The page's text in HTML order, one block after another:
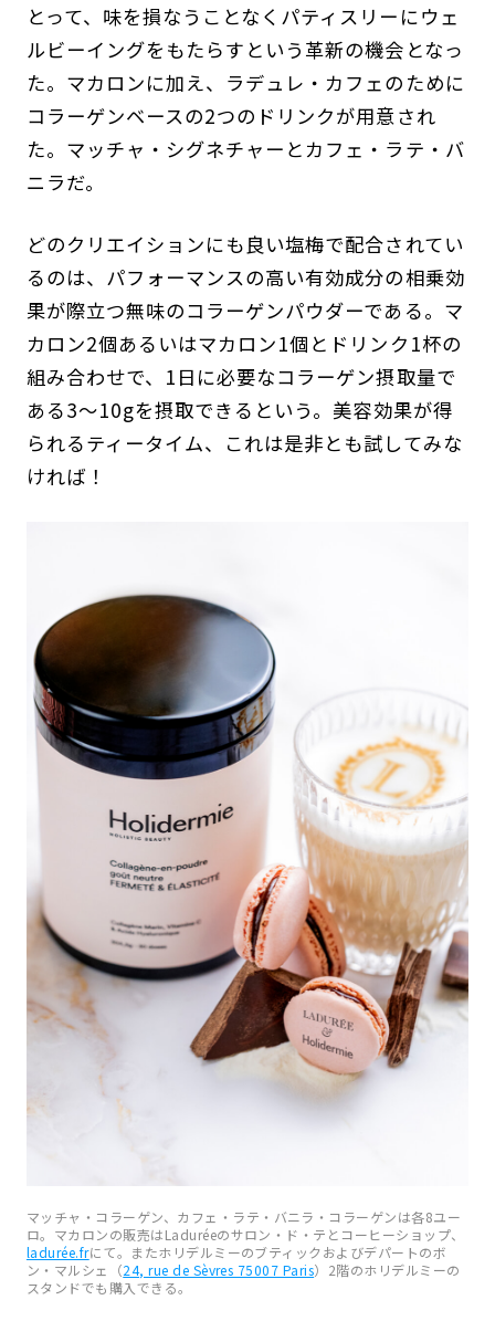
とって、味を損なうことなくパティスリーにウェ
ルビーイングをもたらすという革新の機会となっ
た。マカロンに加え、ラデュレ・カフェのために
コラーゲンベースの2つのドリンクが用意され
た。マッチャ・シグネチャーとカフェ・ラテ・バ
ニラだ。
どのクリエイションにも良い塩梅で配合されてい
るのは、パフォーマンスの高い有効成分の相乗効
果が際立つ無味のコラーゲンパウダーである。マ
カロン2個あるいはマカロン1個とドリンク1杯の
組み合わせで、1日に必要なコラーゲン摂取量で
ある3～10gを摂取できるという。美容効果が得
られるティータイム、これは是非とも試してみな
ければ！
マッチャ・コラーゲン、カフェ・ラテ・バニラ・コラーゲンは各8ユー
ロ。マカロンの販売はLaduréeのサロン・ド・テとコーヒーショップ、
ladurée.frにて。またホリデルミーのブティックおよびデパートのボ
ン・マルシェ（24, rue de Sèvres 75007 Paris）2階のホリデルミーの
スタンドでも購入できる。